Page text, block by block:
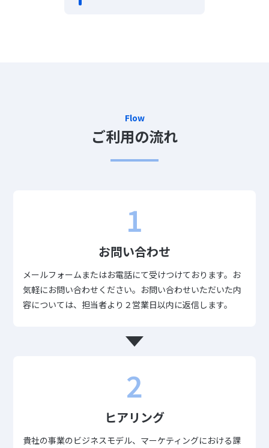
Flow
ご利用の流れ
1
お問い合わせ
メールフォームまたはお電話にて受けつけております。お
気軽にお問い合わせください。お問い合わせいただいた内
容については、担当者より２営業日以内に返信します。
2
ヒアリング
貴社の事業のビジネスモデル、マーケティングにおける課